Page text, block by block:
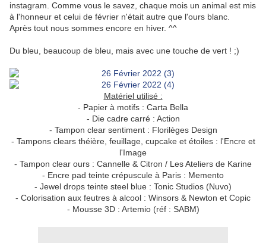
instagram. Comme vous le savez, chaque mois un animal est mis
à l'honneur et celui de février n'était autre que l'ours blanc.
Après tout nous sommes encore en hiver. ^^
Du bleu, beaucoup de bleu, mais avec une touche de vert ! ;)
Matériel utilisé :
- Papier à motifs : Carta Bella
- Die cadre carré : Action
- Tampon clear sentiment : Florilèges Design
- Tampons clears théière, feuillage, cupcake et étoiles : l'Encre et
l'Image
- Tampon clear ours : Cannelle & Citron / Les Ateliers de Karine
- Encre pad teinte crépuscule à Paris : Memento
- Jewel drops teinte steel blue : Tonic Studios (Nuvo)
- Colorisation aux feutres à alcool : Winsors & Newton et Copic
- Mousse 3D : Artemio (réf : SABM)